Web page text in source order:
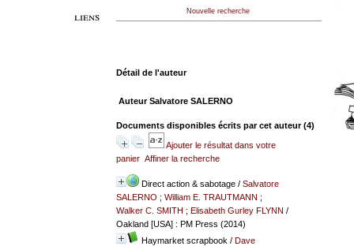
liens
Nouvelle recherche
Détail de l'auteur
Auteur Salvatore SALERNO
Documents disponibles écrits par cet auteur (4)
Ajouter le résultat dans votre
panier Affiner la recherche
Direct action & sabotage/ Salvatore
SALERNO ; William E. TRAUTMANN ;
Walker C. SMITH ; Elisabeth Gurley FLYNN /
Oakland [USA] : PM Press (2014)
Haymarket scrapbook / Dave